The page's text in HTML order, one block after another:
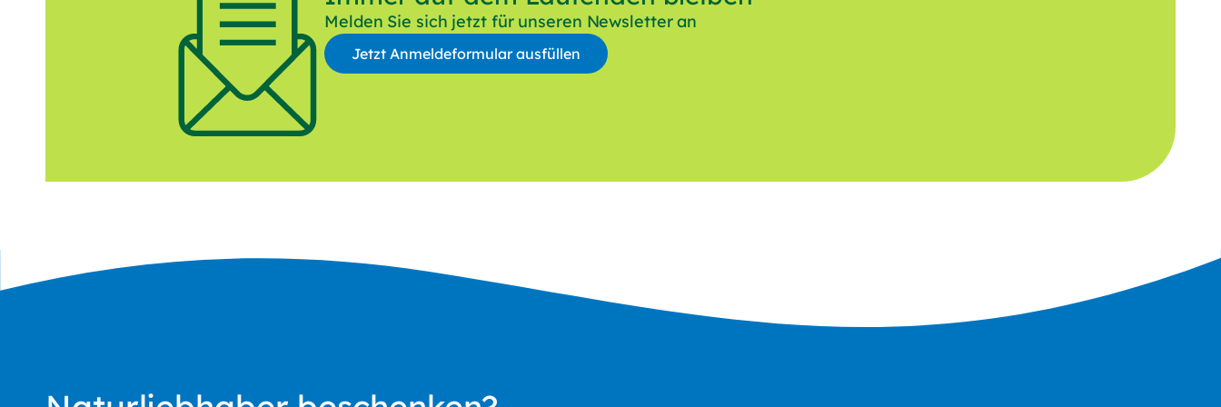
Melden Sie sich jetzt für unseren Newsletter an
Jetzt Anmeldeformular ausfüllen
E-Mail*
als Privatkunde
Ich willige ein, von der Herbert Wörner Gärtnerei GmbH regelmäßig per E-Mail über Produkte,